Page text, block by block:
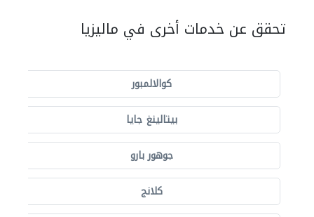
تحقق عن خدمات أخرى في ماليزيا
كوالالمبور
بيتالينغ جايا
جوهور بارو
كلانج